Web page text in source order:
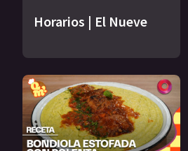
Horarios | El Nueve